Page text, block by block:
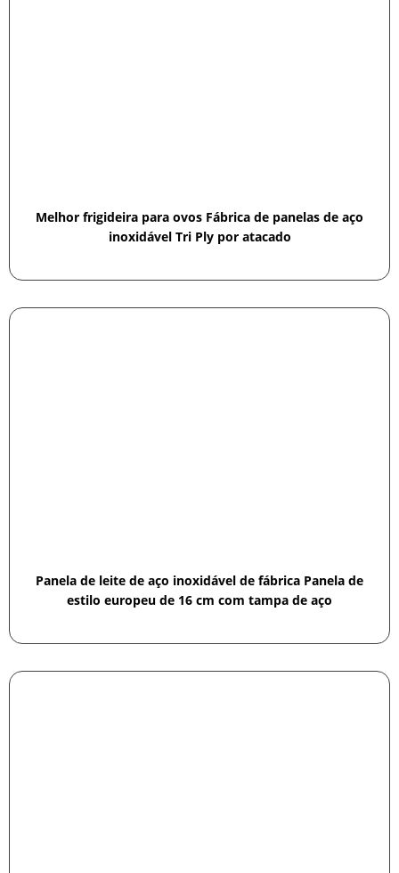
Melhor frigideira para ovos Fábrica de panelas de aço
inoxidável Tri Ply por atacado
Panela de leite de aço inoxidável de fábrica Panela de
estilo europeu de 16 cm com tampa de aço